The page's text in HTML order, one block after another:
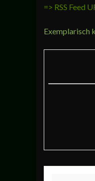
=> RSS Feed
Exemplarisch